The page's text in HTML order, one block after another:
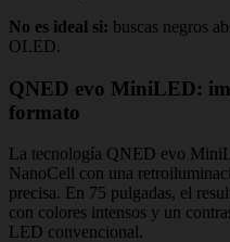
No es ideal si: buscas negros
OLED.
QNED evo MiniLED:
formato
La tecnología QNED evo
NanoCell con una
precisa. En 75 pulgadas, el
con colores intensos y un
LED convencional.